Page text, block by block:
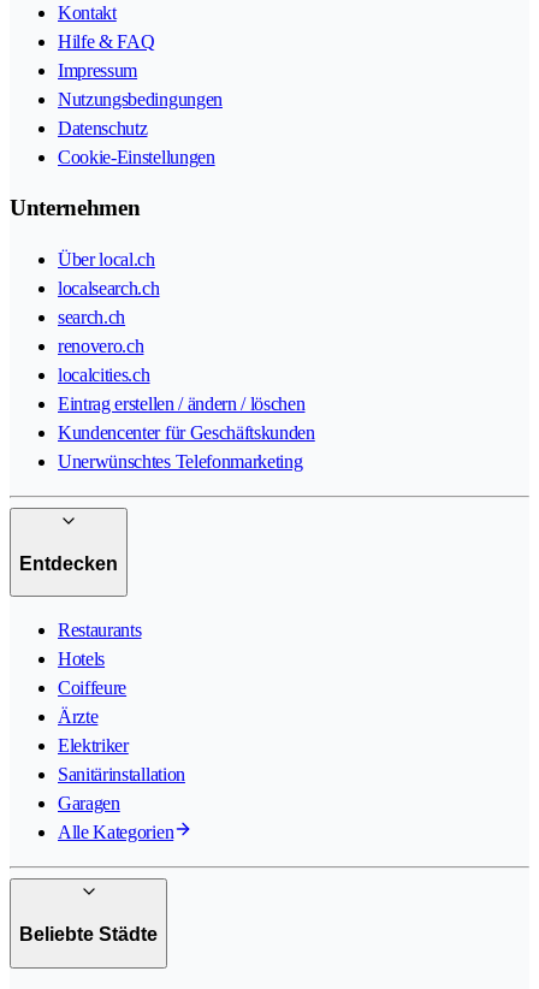
Kontakt
Hilfe & FAQ
Impressum
Nutzungsbedingungen
Datenschutz
Cookie-Einstellungen
Unternehmen
Über local.ch
localsearch.ch
search.ch
renovero.ch
localcities.ch
Eintrag erstellen / ändern / löschen
Kundencenter für Geschäftskunden
Unerwünschtes Telefonmarketing
Entdecken
Restaurants
Hotels
Coiffeure
Ärzte
Elektriker
Sanitärinstallation
Garagen
Alle Kategorien
Beliebte Städte